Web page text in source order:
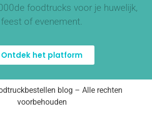
foodtrucks voor je huwelijk,
feest of evenement.
Ontdek het platform
blog – Alle rechten
voorbehouden